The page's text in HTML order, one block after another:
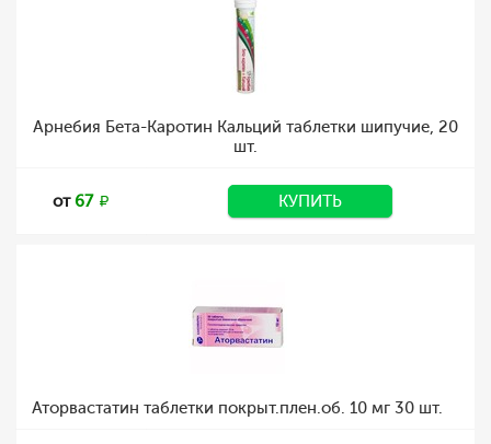
Арнебия Бета-Каротин Кальций таблетки шипучие, 20
шт.
от67 КУПИТЬ
Аторвастатин таблетки покрыт.плен.об. 10 мг 30 шт.